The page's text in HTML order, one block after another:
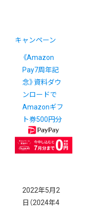
キャンペーン
《Amazon
Pay7周年記
念》資料ダウ
ンロードで
Amazonギフ
ト券500円分
プレゼントキ
ャンペーン
2022年5月2
日 （2024年4